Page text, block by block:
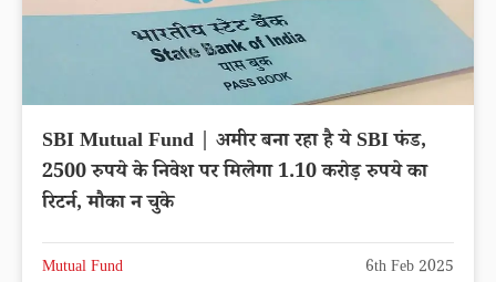
SBI Mutual Fund | अमीर बना रहा है ये SBI फंड,
2500 रुपये के निवेश पर मिलेगा 1.10 करोड़ रुपये का
रिटर्न, मौका न चुके
Mutual Fund 6th Feb 2025